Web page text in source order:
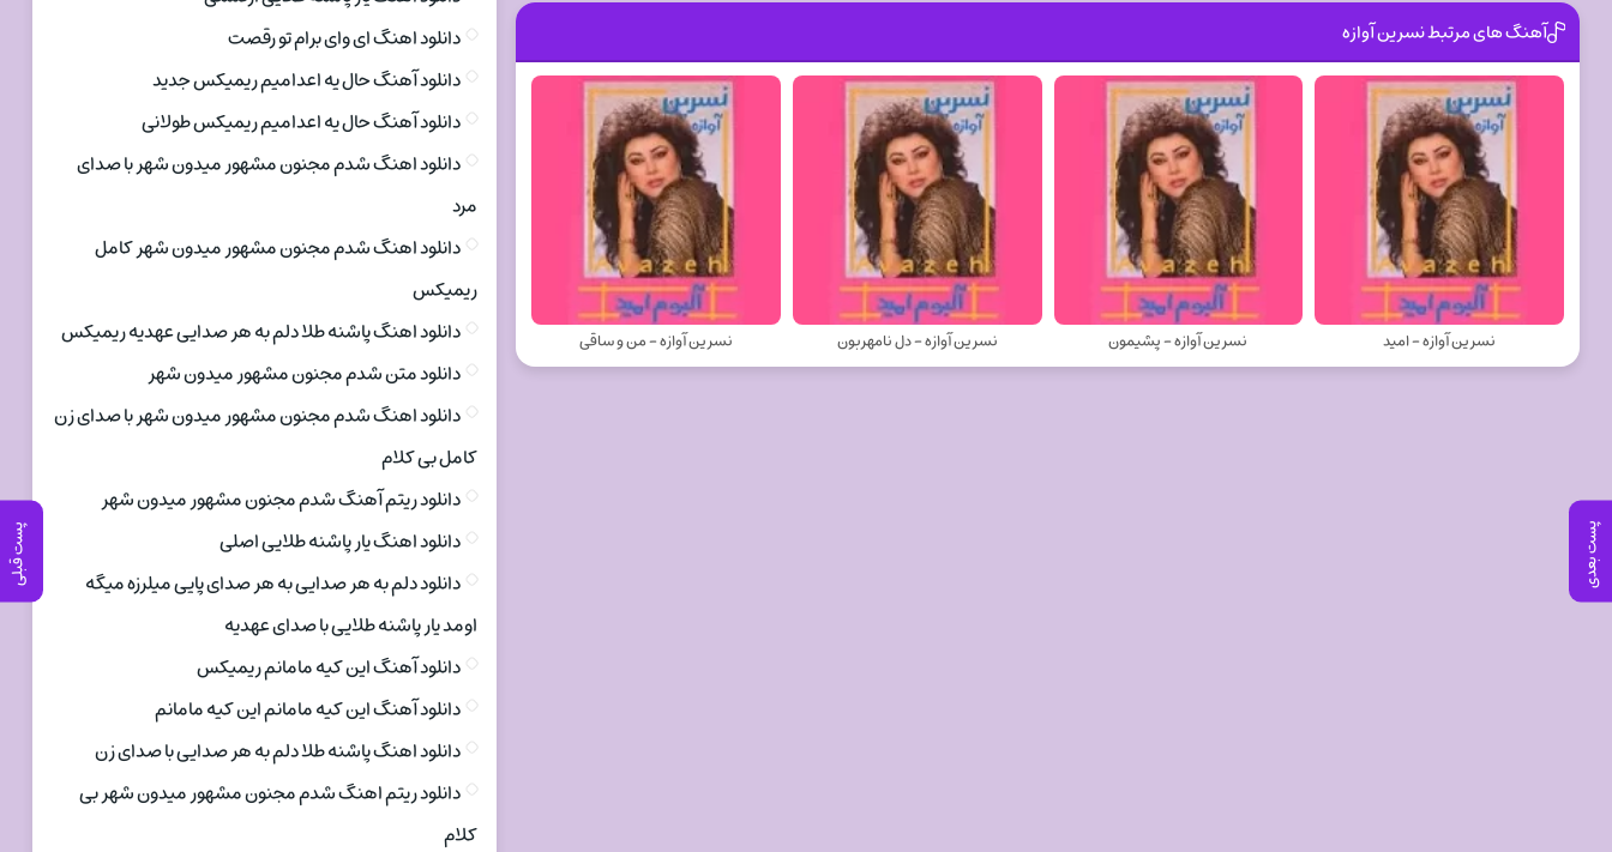
پست بعدی پست قبلی
آهنگ های مرتبط نسرین آوازه
نسرین آوازه - امید نسرین آوازه - پشیمون نسرین آوازه - دل نامهربون نسرین آوازه - من و ساقی
دانلود اهنگ ای وای برام تو رقصت
دانلود آهنگ حال یه اعدامیم ریمیکس جدید
دانلود آهنگ حال یه اعدامیم ریمیکس طولانی
دانلود اهنگ شدم مجنون مشهور میدون شهر با صدای
مرد
دانلود اهنگ شدم مجنون مشهور میدون شهر کامل
ریمیکس
دانلود اهنگ پاشنه طلا دلم به هر صدایی عهدیه ریمیکس
دانلود متن شدم مجنون مشهور میدون شهر
دانلود اهنگ شدم مجنون مشهور میدون شهر با صدای زن
کامل بی کلام
دانلود ریتم آهنگ شدم مجنون مشهور میدون شهر
دانلود اهنگ یار پاشنه طلایی اصلی
دانلود دلم به هر صدایی به هر صدای پایی میلرزه میگه
اومد یار پاشنه طلایی با صدای عهدیه
دانلود آهنگ این کیه مامانم ریمیکس
دانلود آهنگ این کیه مامانم این کیه مامانم
دانلود اهنگ پاشنه طلا دلم به هر صدایی با صدای زن
دانلود ریتم اهنگ شدم مجنون مشهور میدون شهر بی
کلام